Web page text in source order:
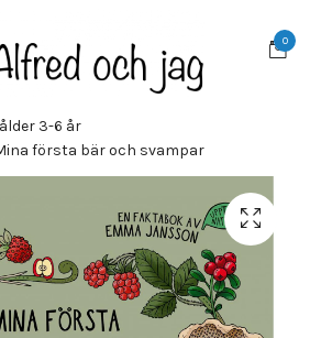
0
3-6 år
första bär och svampar